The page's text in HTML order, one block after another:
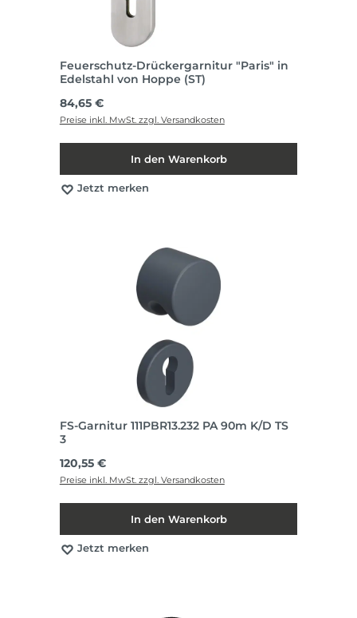
Feuerschutz-Drückergarnitur "Paris" in
Edelstahl von Hoppe (ST)
Regulärer Preis:
84,65 €
Preise inkl. MwSt. zzgl. Versandkosten
In den Warenkorb
Jetzt merken
FS-Garnitur 111PBR13.232 PA 90m K/D TS
3
Regulärer Preis:
120,55 €
Preise inkl. MwSt. zzgl. Versandkosten
In den Warenkorb
Jetzt merken